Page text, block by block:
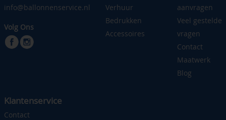
info@ballonnenservice.nl
Volg Ons
Verhuur
Bedrukken
Accessoires
aanvragen
Veel gestelde
vragen
Contact
Maatwerk
Blog
Klantenservice
Contact